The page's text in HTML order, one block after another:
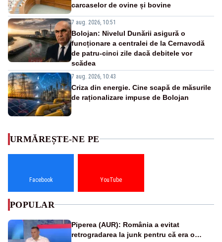
carcaselor de ovine și bovine
7 aug. 2026, 10:51
Bolojan: Nivelul Dunării asigură o
funcționare a centralei de la Cernavodă
de patru-cinci zile dacă debitele vor
scădea
7 aug. 2026, 10:43
Criza din energie. Cine scapă de măsurile
de raționalizare impuse de Bolojan
URMĂREȘTE-NE PE
Facebook YouTube
POPULAR
Piperea (AUR): România a evitat
retrogradarea la junk pentru că era o